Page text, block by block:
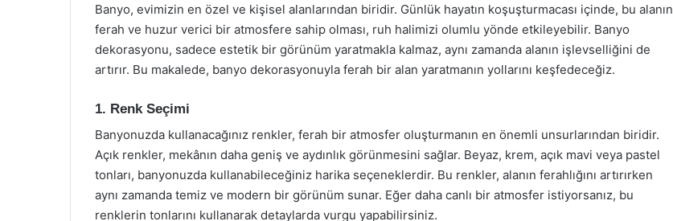
Banyo, evimizin en özel ve kişisel alanlarından biridir. Günlük hayatın koşuşturmacası içinde, bu alanın
ferah ve huzur verici bir atmosfere sahip olması, ruh halimizi olumlu yönde etkileyebilir. Banyo
dekorasyonu, sadece estetik bir görünüm yaratmakla kalmaz, aynı zamanda alanın işlevselliğini de
artırır. Bu makalede, banyo dekorasyonuyla ferah bir alan yaratmanın yollarını keşfedeceğiz.
1. Renk Seçimi
Banyonuzda kullanacağınız renkler, ferah bir atmosfer oluşturmanın en önemli unsurlarından biridir.
Açık renkler, mekânın daha geniş ve aydınlık görünmesini sağlar. Beyaz, krem, açık mavi veya pastel
tonları, banyonuzda kullanabileceğiniz harika seçeneklerdir. Bu renkler, alanın ferahlığını artırırken
aynı zamanda temiz ve modern bir görünüm sunar. Eğer daha canlı bir atmosfer istiyorsanız, bu
renklerin tonlarını kullanarak detaylarda vurgu yapabilirsiniz.